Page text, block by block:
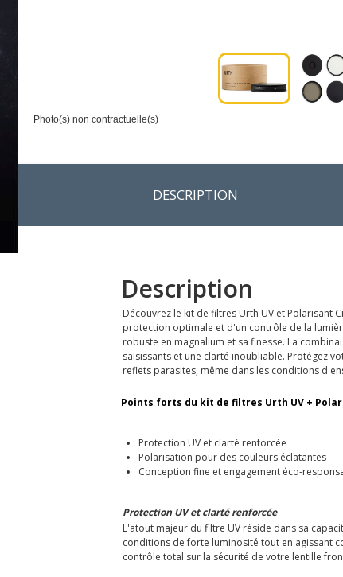
Photo(s) non contractuelle(s)
DESCRIPTION
Description
Découvrez le kit de filtres Urth UV et Polarisant
protection optimale et d'un contrôle de la
robuste en magnalium et sa finesse. La
saisissants et une clarté inoubliable. Protégez
reflets parasites, même dans les conditions
Points forts du kit de filtres Urth UV +
Protection UV et clarté renforcée
Polarisation pour des couleurs éclatantes
Conception fine et engagement éco-
Protection UV et clarté renforcée
L'atout majeur du filtre UV réside dans sa
conditions de forte luminosité tout en agissant
contrôle total sur la sécurité de votre lentille